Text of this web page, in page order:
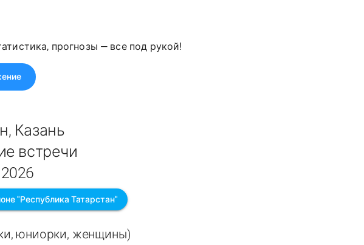
прогнозы — все под рукой!
Казань
встречи
"Республика Татарстан"
юниорки, женщины)